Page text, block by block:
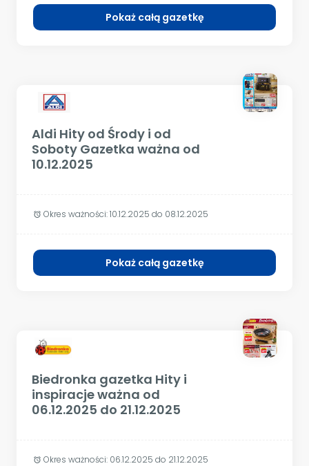
Pokaż całą gazetkę
Aldi Hity od Środy i od
Soboty Gazetka ważna od
10.12.2025
alarm Okres ważności:10.12.2025 do 08.12.2025
Pokaż całą gazetkę
Biedronka gazetka Hity i
inspiracje ważna od
06.12.2025 do 21.12.2025
alarm Okres ważności: 06.12.2025 do 21.12.2025